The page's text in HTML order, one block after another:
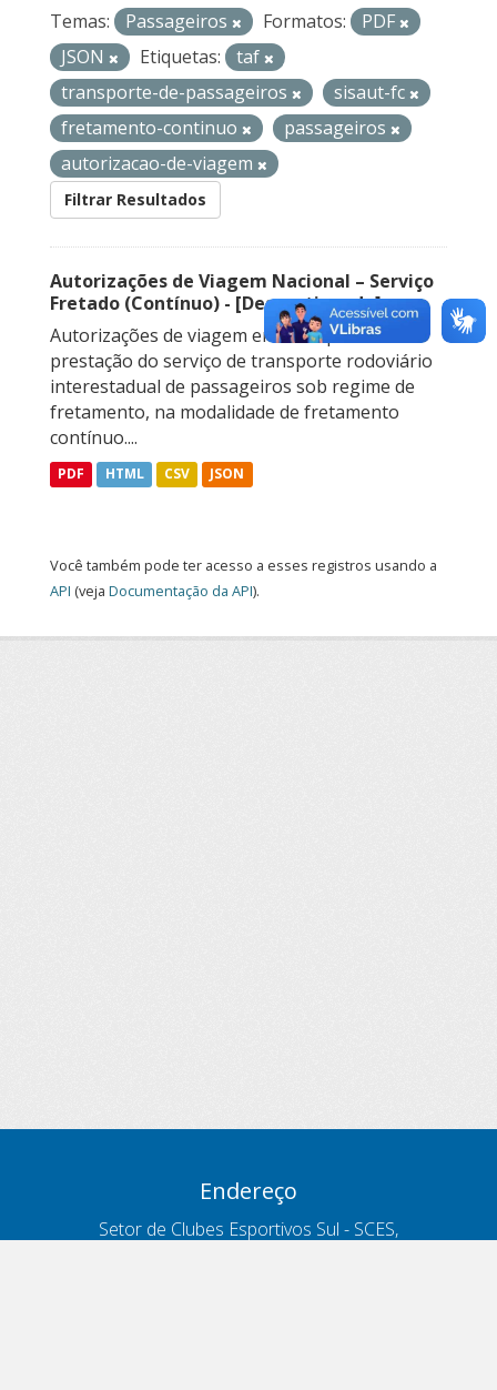
Temas: Passageiros Formatos:
PDF
JSON
Etiquetas:
taf
transporte-de-passageiros
sisaut-fc
fretamento-continuo
passageiros
autorizacao-de-viagem
Filtrar Resultados
Autorizações de Viagem Nacional – Serviço
Fretado (Contínuo) - [Descontinuado]
Autorizações de viagem emitidas para a
prestação do serviço de transporte rodoviário
interestadual de passageiros sob regime de
fretamento, na modalidade de fretamento
contínuo....
PDF HTML CSV JSON
Você também pode ter acesso a esses registros usando a
API (veja Documentação da API).
Endereço
Setor de Clubes Esportivos Sul - SCES,